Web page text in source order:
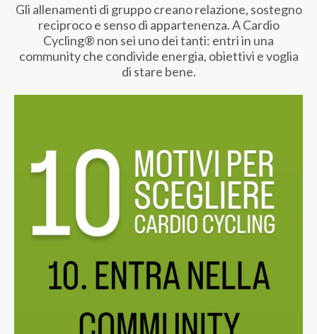
Gli allenamenti di gruppo creano relazione, sostegno
reciproco e senso di appartenenza. A Cardio
Cycling® non sei uno dei tanti: entri in una
community che condivide energia, obiettivi e voglia
di stare bene.